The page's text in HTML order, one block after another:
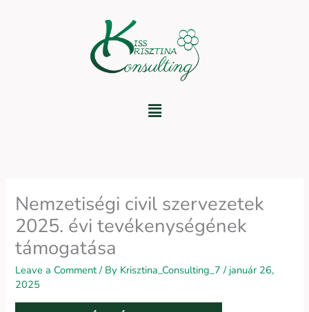
Menu
Nemzetiségi civil szervezetek
2025. évi tevékenységének
támogatása
Leave a Comment / By Krisztina_Consulting_7/ január 26,
2025